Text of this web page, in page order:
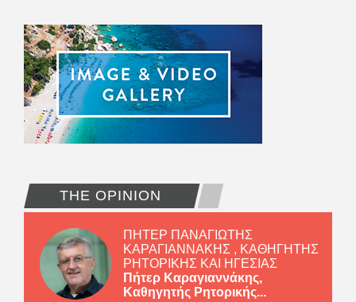
THE OPINION
ΠΗΤΕΡ ΠΑΝΑΓΙΩΤΗΣ
ΚΑΡΑΓΙΑΝΝΑΚΗΣ , ΚΑΘΗΓΗΤΗΣ
ΡΗΤΟΡΙΚΗΣ ΚΑΙ ΗΓΕΣΙΑΣ
Πήτερ Καραγιαννάκης,
Καθηγητής Ρητορικής...